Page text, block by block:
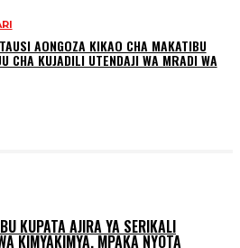
AONGOZA KIKAO CHA MAKATIBU
CHA KUJADILI UTENDAJI WA MRADI WA
KUPATA AJIRA YA SERIKALI
KIMYAKIMYA, MPAKA NYOTA